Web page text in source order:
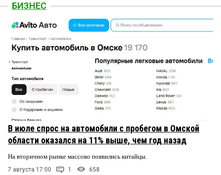
БИЗНЕС
В июле спрос на автомобили с пробегом в Омской
области оказался на 11% выше, чем год назад
На вторичном рынке массово появились китайцы.
7 августа 17:00 1 658